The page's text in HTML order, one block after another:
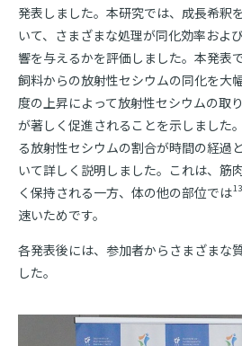
発表しました。本研究では、成長希釈
いて、さまざまな処理が同化効率およ
響を与えるかを評価しました。本発表
飼料からの放射性セシウムの同化を大
度の上昇によって放射性セシウムの取
が著しく促進されることを示しました
る放射性セシウムの割合が時間の経過
いて詳しく説明しました。これは、筋
く保持される一方、体の他の部位では
速いためです。
各発表後には、参加者からさまざまな
した。